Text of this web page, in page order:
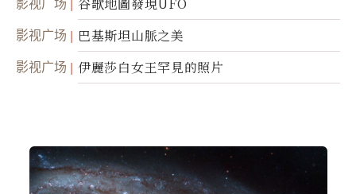
谷歌地圖發現UFO
影视广场 巴基斯坦山脈之美
影视广场 伊麗莎白女王罕見的照片